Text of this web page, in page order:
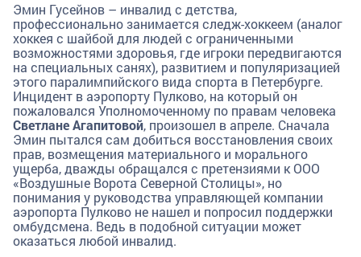
Эмин Гусейнов – инвалид с детства,
профессионально занимается следж-хоккеем (аналог
хоккея с шайбой для людей с ограниченными
возможностями здоровья, где игроки передвигаются
на специальных санях), развитием и популяризацией
этого паралимпийского вида спорта в Петербурге.
Инцидент в аэропорту Пулково, на который он
пожаловался Уполномоченному по правам человека
Светлане Агапитовой, произошел в апреле. Сначала
Эмин пытался сам добиться восстановления своих
прав, возмещения материального и морального
ущерба, дважды обращался с претензиями к ООО
«Воздушные Ворота Северной Столицы», но
понимания у руководства управляющей компании
аэропорта Пулково не нашел и попросил поддержки
омбудсмена. Ведь в подобной ситуации может
оказаться любой инвалид.